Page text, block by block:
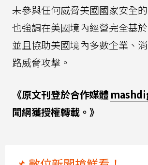
未參與任何威脅美國國家安全
也強調在美國境內經營完全基
並且協助美國境內多數企業、
路威脅攻擊。
《原文刊登於合作媒體
聞網獲授權轉載。》